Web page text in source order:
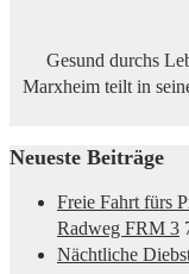
Gesund durchs
Marxheim teilt in
Neueste Beiträge
Freie Fahrt fürs
Radweg FRM 3
Nächtliche